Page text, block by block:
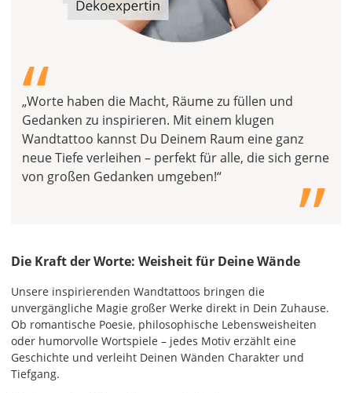
“
„Worte haben die Macht, Räume zu füllen und
Gedanken zu inspirieren. Mit einem klugen
Wandtattoo kannst Du Deinem Raum eine ganz
neue Tiefe verleihen – perfekt für alle, die sich gerne
von großen Gedanken umgeben!“
„
Die Kraft der Worte: Weisheit für Deine Wände
Unsere inspirierenden Wandtattoos bringen die
unvergängliche Magie großer Werke direkt in Dein Zuhause.
Ob romantische Poesie, philosophische Lebensweisheiten
oder humorvolle Wortspiele – jedes Motiv erzählt eine
Geschichte und verleiht Deinen Wänden Charakter und
Tiefgang.